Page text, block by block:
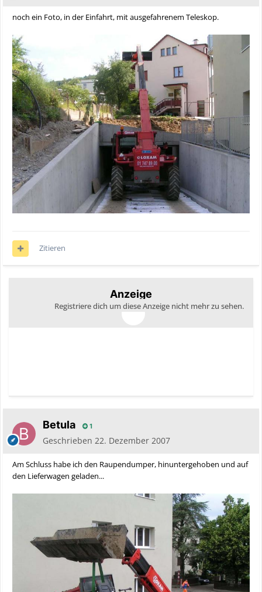
noch ein Foto, in der Einfahrt, mit ausgefahrenem Teleskop.
Zitieren
Anzeige
Registriere dich um diese Anzeige nicht mehr zu sehen.
Betula 1
Geschrieben 22. Dezember 2007
Am Schluss habe ich den Raupendumper, hinuntergehoben und auf
den Lieferwagen geladen...